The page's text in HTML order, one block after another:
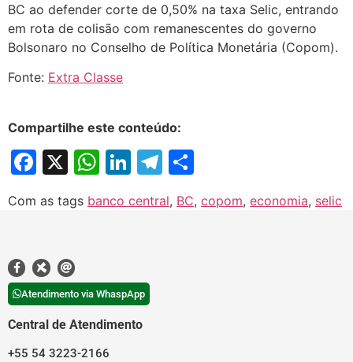
BC ao defender corte de 0,50% na taxa Selic, entrando
em rota de colisão com remanescentes do governo
Bolsonaro no Conselho de Política Monetária (Copom).
Fonte: Extra Classe
Compartilhe este conteúdo:
Facebook
X WhatsApp
LinkedIn
Telegram
Com as tags banco central, BC, copom, economia, selic
Atendimento via WhaspApp
Central de Atendimento
+55 54 3223-2166